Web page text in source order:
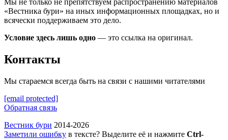
«Вестника бури» на иных информационных площадках, но и
всячески поддерживаем это дело.
Условие здесь лишь одно — это ссылка на оригинал.
Контакты
Мы стараемся всегда быть на связи с нашими читателями
[email protected]
Обратная связь
Вестник бури 2014-2026
Заметили ошибку в тексте? Выделите её и нажмите Ctrl-